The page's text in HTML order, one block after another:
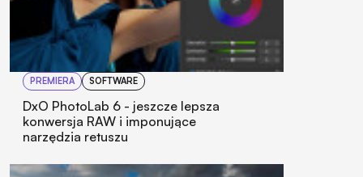
PREMIERA SOFTWARE
DxO PhotoLab 6 - jeszcze lepsza
konwersja RAW i imponujące
narzędzia retuszu